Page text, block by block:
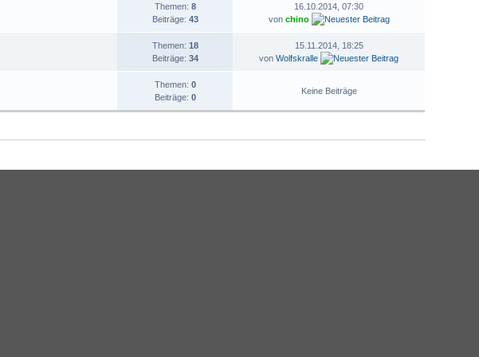
Themen: 8
Beiträge: 43
16.10.2014, 07:30
von chino
Themen: 18
Beiträge: 34
15.11.2014, 18:25
vonWolfskralle
Themen: 0
Beiträge: 0
Keine Beiträge